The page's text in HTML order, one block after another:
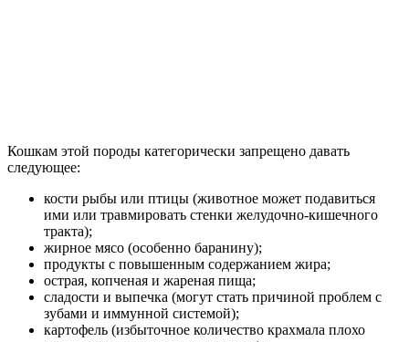
Кошкам этой породы категорически запрещено давать
следующее:
кости рыбы или птицы (животное может подавиться
ими или травмировать стенки желудочно-кишечного
тракта);
жирное мясо (особенно баранину);
продукты с повышенным содержанием жира;
острая, копченая и жареная пища;
сладости и выпечка (могут стать причиной проблем с
зубами и иммунной системой);
картофель (избыточное количество крахмала плохо